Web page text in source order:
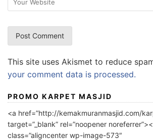
This site uses Akismet to reduce
your comment data is processed.
PROMO KARPET MASJID
<a href=”http://kemakmuranmasjid.com/
target=”_blank” rel=”noopener
class=”aligncenter wp-image-573″